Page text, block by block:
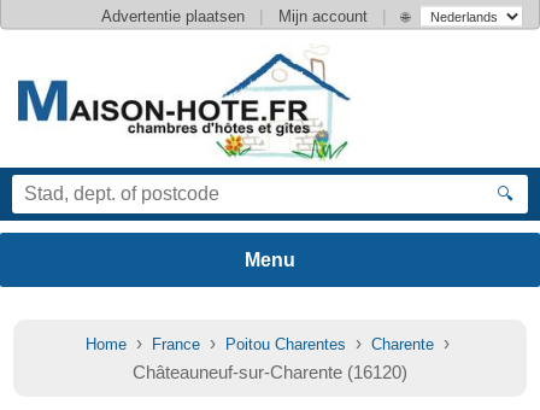
Advertentie plaatsen | Mijn account | 🌐
🔍
Home › France › Poitou Charentes › Charente ›
Châteauneuf-sur-Charente (16120)